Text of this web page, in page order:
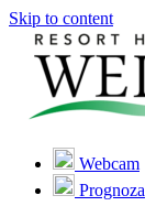
Skip to content
Webcam
Prognoza